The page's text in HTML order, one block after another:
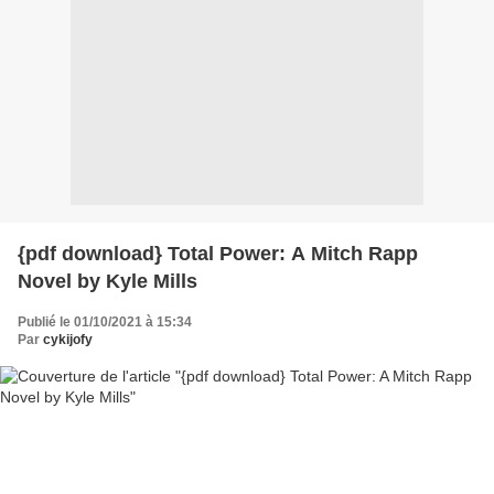
{pdf download} Total Power: A Mitch Rapp
Novel by Kyle Mills
Publié le 01/10/2021 à 15:34
Par cykijofy